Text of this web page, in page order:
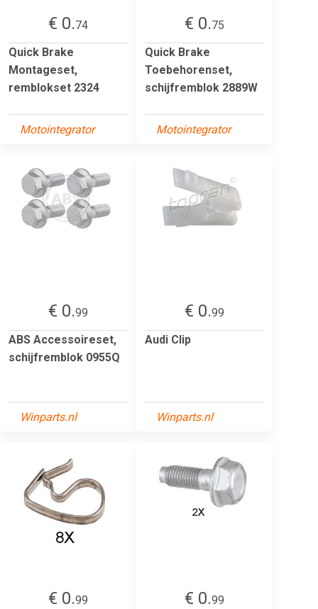
€ 0.74
Quick Brake
Montageset,
remblokset 2324
Motointegrator
€ 0.75
Quick Brake
Toebehorenset,
schijfremblok 2889W
Motointegrator
€ 0.99
ABS Accessoireset,
schijfremblok 0955Q
Winparts.nl
€ 0.99
Audi Clip
Winparts.nl
€ 0.99
€ 0.99